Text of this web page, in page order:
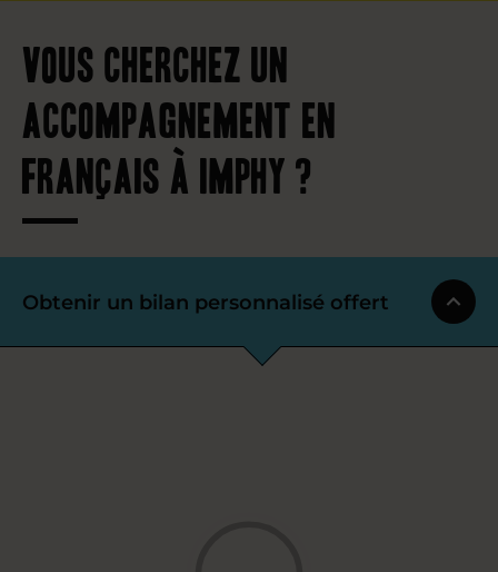
Vous cherchez un
accompagnement en
français à Imphy ?
Obtenir un bilan personnalisé offert